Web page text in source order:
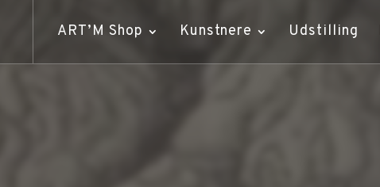
ART’M Shop Kunstnere Udstilling